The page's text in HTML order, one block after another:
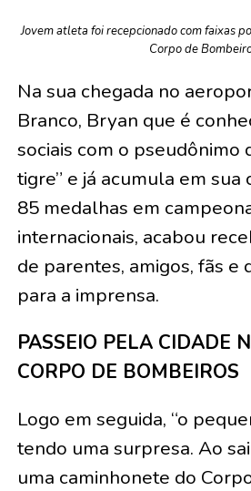
Jovem atleta foi recepcionado com faixas
Corpo de
Na sua chegada no
Branco, Bryan que é
sociais com o pseudônimo
tigre” e já acumula em sua
85 medalhas em
internacionais, acabou
de parentes, amigos, fãs e
para a imprensa.
PASSEIO PELA CIDADE
CORPO DE BOMBEIROS
Logo em seguida, “o
tendo uma surpresa. Ao
uma caminhonete do